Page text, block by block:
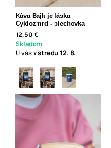
Káva Bajk je láska
Cyklozmrd - plechovka
12,50 €
Skladom
U vásv stredu12. 8.